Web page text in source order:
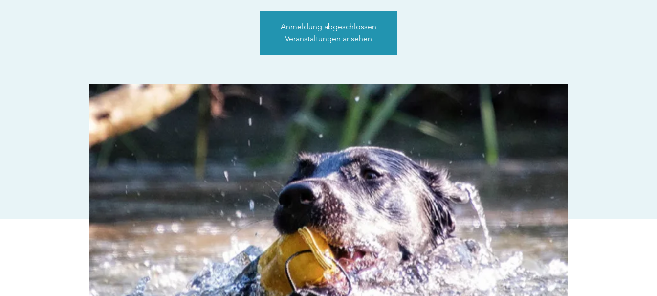
Anmeldung abgeschlossen
Veranstaltungen ansehen